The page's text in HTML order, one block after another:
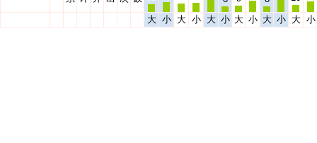
大 小 大 小 大 小 大 小 大 小 大 小